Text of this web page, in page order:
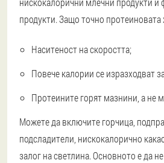
продукти. Защо точно протеиновата
Наситеност на скоростта;
Повече калории се изразходват
Протеините горят мазнини, а не
Можете да включите горчица,
подсладители, нискокалорично
залог на светлина. Основното е да